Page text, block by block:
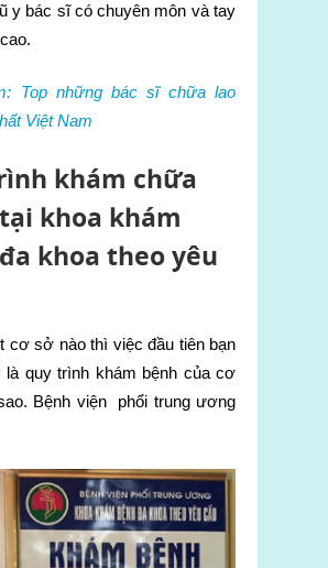
y bác sĩ có chuyên môn và tay
Top những bác sĩ chữa lao
Việt Nam
khám chữa
khoa khám
khoa theo yêu
cơ sở nào thì việc đầu tiên bạn
là quy trình khám bệnh của cơ
Bệnh viện phổi trung ương